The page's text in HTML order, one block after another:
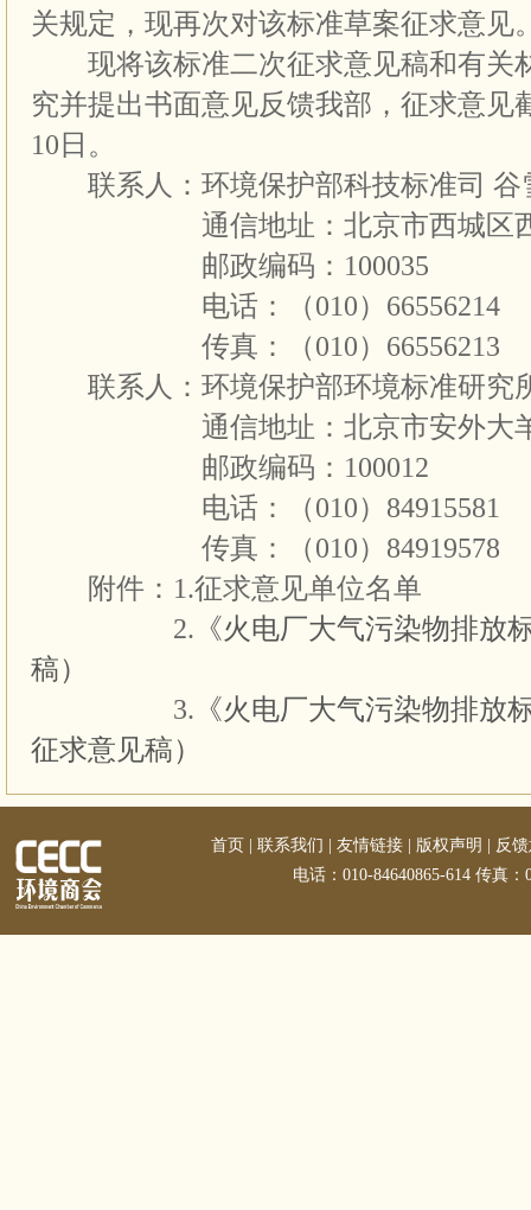
关规定，现再次对该标准草案征求意见
现将该标准二次征求意见稿和有关
究并提出书面意见反馈我部，征求意见
10日。
联系人：环境保护部科技标准司 谷
通信地址：北京市西城区西直
邮政编码：100035
电话：（010）66556214
传真：（010）66556213
联系人：环境保护部环境标准研究
通信地址：北京市安外大羊
邮政编码：100012
电话：（010）84915581
传真：（010）84919578
附件：1.征求意见单位名单
2. 《火电厂大气污染物排放
稿）
3. 《火电厂大气污染物排放
征求意见稿）
首页 联系我们 友情链接 版权声明
反
电话：010-84640865-614 传真